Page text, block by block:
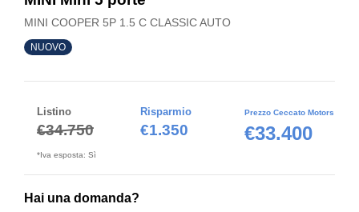
MINI COOPER 5P 1.5 C CLASSIC AUTO
NUOVO
Listino
€34.750
Risparmio
€1.350
Prezzo Ceccato Motors
€33.400
*Iva esposta: Sì
Hai una domanda?